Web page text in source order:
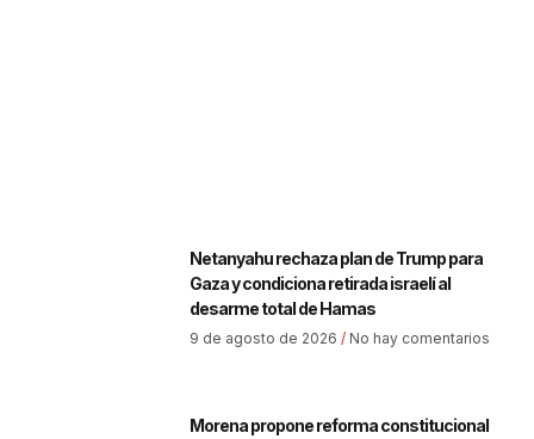
Netanyahu rechaza plan de Trump para
Gaza y condiciona retirada israelí al
desarme total de Hamas
9 de agosto de 2026 No hay comentarios
Morena propone reforma constitucional